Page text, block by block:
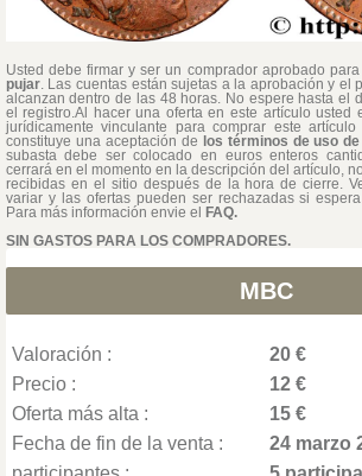
Usted debe firmar y ser un comprador aprobado para
pujar. Las cuentas están sujetas a la aprobación y el
alcanzan dentro de las 48 horas. No espere hasta el
el registro.Al hacer una oferta en este artículo usted
jurídicamente vinculante para comprar este
constituye una aceptación de los términos de uso
subasta debe ser colocado en euros enteros
cerrará en el momento en la descripción del artículo,
recibidas en el sitio después de la hora de cierre.
variar y las ofertas pueden ser rechazadas si
Para más información envie el FAQ.
SIN GASTOS PARA LOS COMPRADORES.
MBC
Valoración :
20 €
Precio :
12 €
Oferta más alta :
15 €
Fecha de fin de la venta :
24 marzo